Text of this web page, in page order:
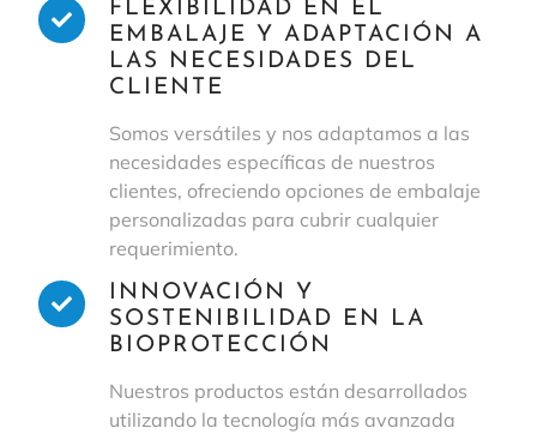
FLEXIBILIDAD EN EL
EMBALAJE Y ADAPTACIÓN A
LAS NECESIDADES DEL
CLIENTE
Somos versátiles y nos adaptamos a las
necesidades específicas de nuestros
clientes, ofreciendo opciones de embalaje
personalizadas para cubrir cualquier
requerimiento.
INNOVACIÓN Y
SOSTENIBILIDAD EN LA
BIOPROTECCIÓN
Nuestros productos están desarrollados
utilizando la tecnología más avanzada